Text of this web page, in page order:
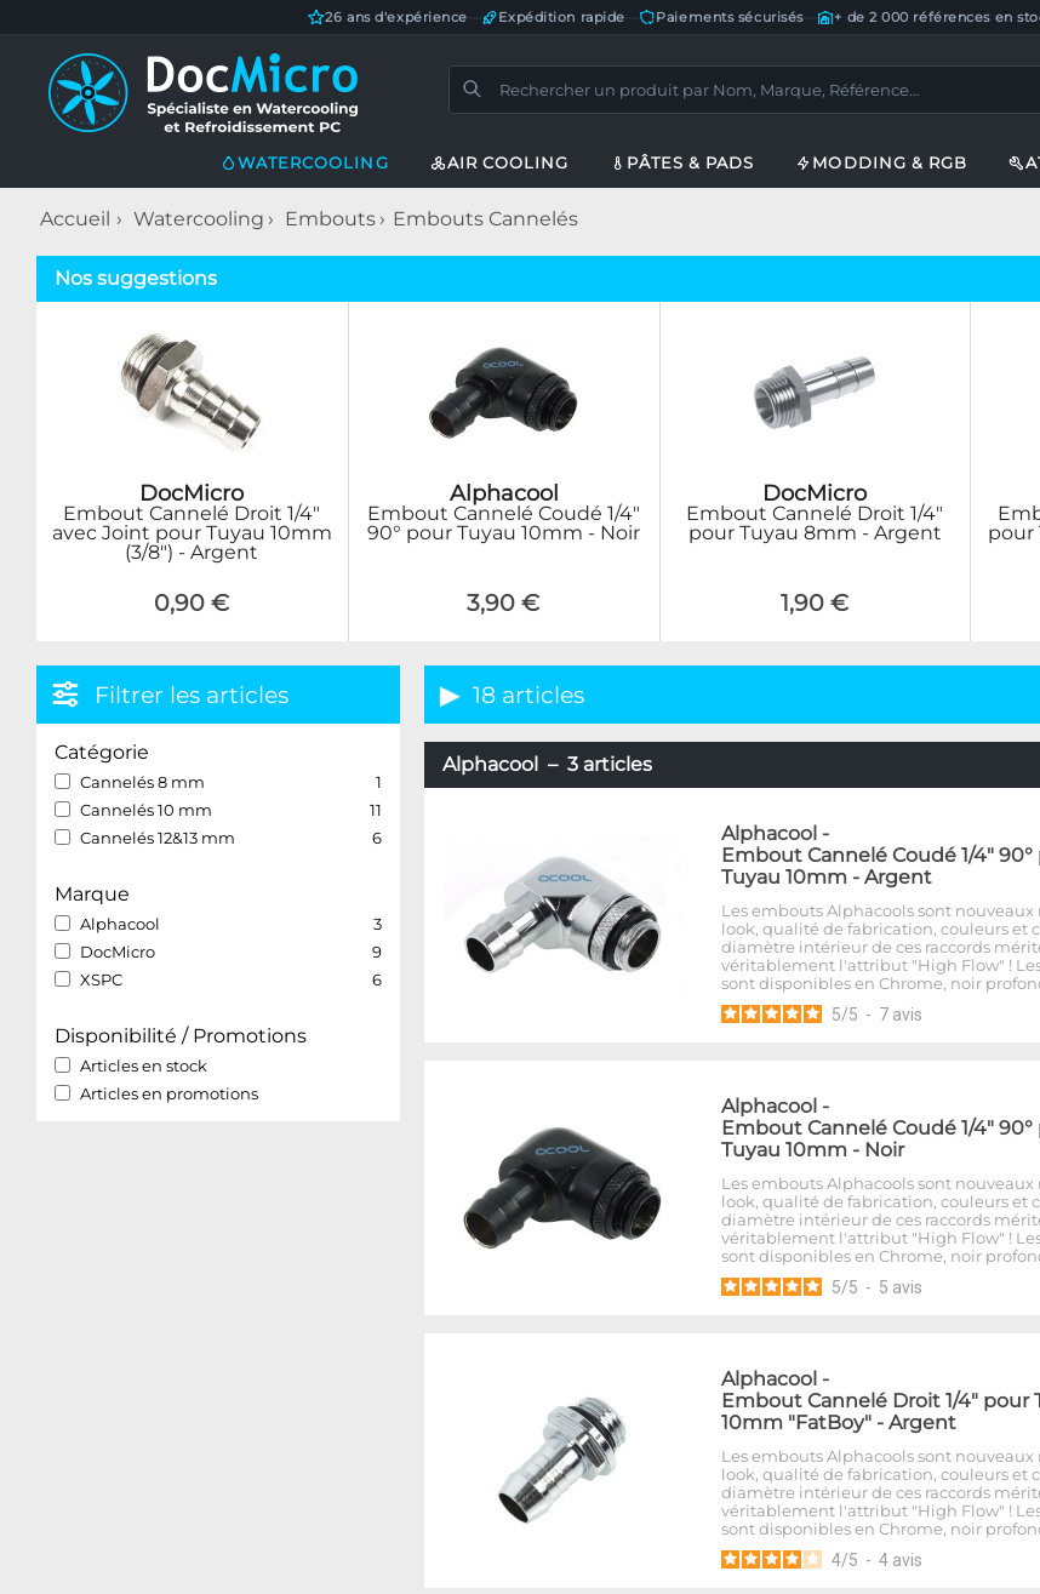
26 ans d'expérience Expédition rapide Paiements sécurisés— + de 2 000 références en
WATERCOOLING AIR COOLING PÂTES & PADS MODDING & RGB
Accueil Watercooling Embouts Embouts Cannelés
Nos suggestions
DocMicro
Embout Cannelé Droit 1/4"
avec Joint pour Tuyau 10mm
(3/8") - Argent
0,90 €
Alphacool
Embout Cannelé Coudé 1/4"
90° pour Tuyau 10mm - Noir
3,90 €
DocMicro
Embout Cannelé Droit 1/4"
pour Tuyau 8mm - Argent
1,90 €
pour
Filtrer les articles
Catégorie
Cannelés 8 mm
1
Cannelés 10 mm
11
Cannelés 12&13 mm
6
Marque
Alphacool
3
DocMicro
9
XSPC
6
Disponibilité / Promotions
Articles en stock
Articles en promotions
18 articles
Alphacool – 3 articles
Alphacool -
Embout Cannelé Coudé 1/4" 90°
Tuyau 10mm - Argent
Les embouts Alphacools sont nouveaux
look, qualité de fabrication, couleurs et
diamètre intérieur de ces raccords
véritablement l'attribut "High Flow" !
sont disponibles en Chrome, noir
5/5 - 7 avis
Alphacool -
Embout Cannelé Coudé 1/4" 90°
Tuyau 10mm - Noir
Les embouts Alphacools sont nouveaux
look, qualité de fabrication, couleurs et
diamètre intérieur de ces raccords
véritablement l'attribut "High Flow" !
sont disponibles en Chrome, noir
5/5 - 5 avis
Alphacool -
Embout Cannelé Droit 1/4" pour
10mm "FatBoy" - Argent
Les embouts Alphacools sont nouveaux
look, qualité de fabrication, couleurs et
diamètre intérieur de ces raccords
véritablement l'attribut "High Flow" !
sont disponibles en Chrome, noir
4/5 - 4 avis